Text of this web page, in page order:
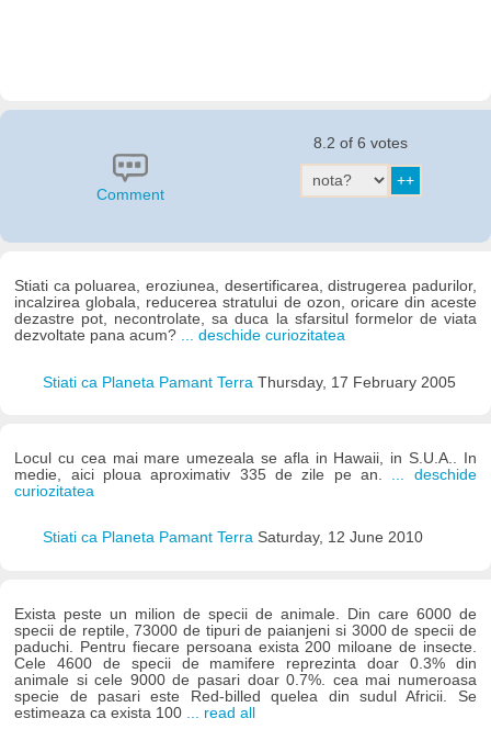
Comment
8.2 of 6 votes
Stiati ca poluarea, eroziunea, desertificarea, distrugerea padurilor,
incalzirea globala, reducerea stratului de ozon, oricare din aceste
dezastre pot, necontrolate, sa duca la sfarsitul formelor de viata
dezvoltate pana acum? ... deschide curiozitatea
Stiati ca Planeta Pamant Terra Thursday, 17 February 2005
Locul cu cea mai mare umezeala se afla in Hawaii, in S.U.A.. In
medie, aici ploua aproximativ 335 de zile pe an. ... deschide
curiozitatea
Stiati ca Planeta Pamant Terra Saturday, 12 June 2010
Exista peste un milion de specii de animale. Din care 6000 de
specii de reptile, 73000 de tipuri de paianjeni si 3000 de specii de
paduchi. Pentru fiecare persoana exista 200 miloane de insecte.
Cele 4600 de specii de mamifere reprezinta doar 0.3% din
animale si cele 9000 de pasari doar 0.7%. cea mai numeroasa
specie de pasari este Red-billed quelea din sudul Africii. Se
estimeaza ca exista 100
... read all